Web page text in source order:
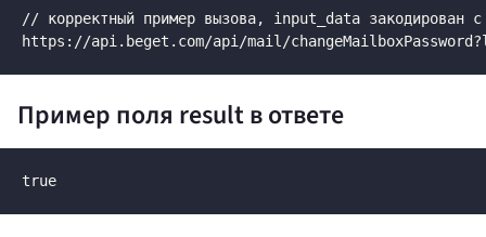
// корректный пример вызова, input_data закодирован
https://api.beget.com/api/mail/
Пример поля result в ответе
true